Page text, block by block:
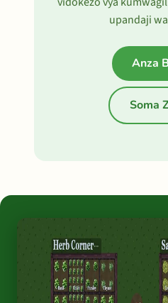
upandaji
Anza
Soma